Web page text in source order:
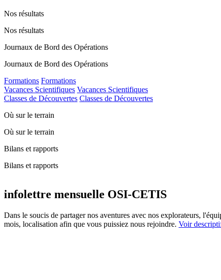
Nos résultats
Nos résultats
Journaux de Bord des Opérations
Journaux de Bord des Opérations
Formations Formations
Vacances Scientifiques Vacances Scientifiques
Classes de Découvertes Classes de Découvertes
Où sur le terrain
Où sur le terrain
Bilans et rapports
Bilans et rapports
infolettre mensuelle OSI-CETIS
Dans le soucis de partager nos aventures avec nos explorateurs,
mois, localisation afin que vous puissiez nous rejoindre. Voir